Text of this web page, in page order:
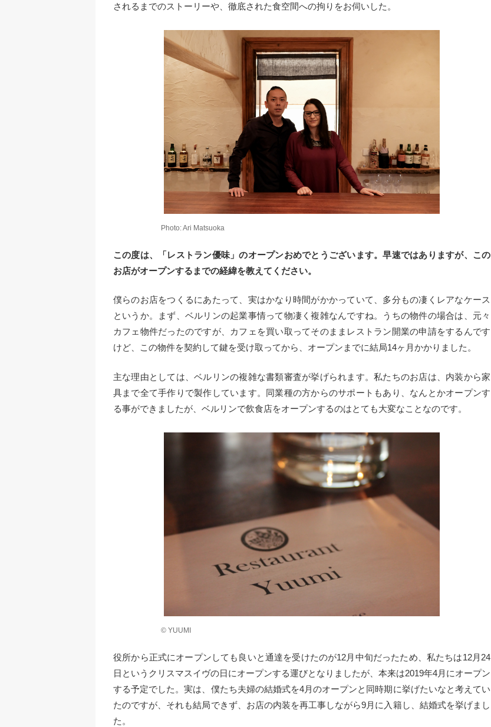
されるまでのストーリーや、徹底された食空間への拘りをお伺いした。
Photo: Ari Matsuoka
この度は、「レストラン優味」のオープンおめでとうございます。早速ではありますが、この
お店がオープンするまでの経緯を教えてください。
僕らのお店をつくるにあたって、実はかなり時間がかかっていて、多分もの凄くレアなケース
というか。まず、ベルリンの起業事情って物凄く複雑なんですね。うちの物件の場合は、元々
カフェ物件だったのですが、カフェを買い取ってそのままレストラン開業の申請をするんです
けど、この物件を契約して鍵を受け取ってから、オープンまでに結局14ヶ月かかりました。
主な理由としては、ベルリンの複雑な書類審査が挙げられます。私たちのお店は、内装から家
具まで全て手作りで製作しています。同業種の方からのサポートもあり、なんとかオープンす
る事ができましたが、ベルリンで飲食店をオープンするのはとても大変なことなのです。
© YUUMI
役所から正式にオープンしても良いと通達を受けたのが12月中旬だったため、私たちは12月24
日というクリスマスイヴの日にオープンする運びとなりましたが、本来は2019年4月にオープン
する予定でした。実は、僕たち夫婦の結婚式を4月のオープンと同時期に挙げたいなと考えてい
たのですが、それも結局できず、お店の内装を再工事しながら9月に入籍し、結婚式を挙げまし
た。